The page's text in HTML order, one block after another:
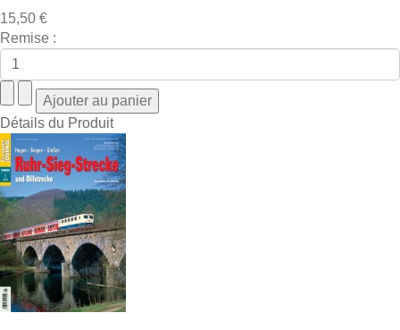
15,50 €
Remise :
Détails du Produit